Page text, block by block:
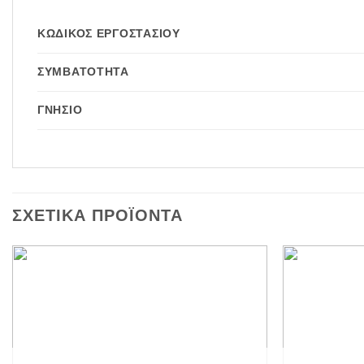
ΚΩΔΙΚΌΣ ΕΡΓΟΣΤΑΣΊΟΥ
ΣΥΜΒΑΤΌΤΗΤΑ
ΓΝΉΣΙΟ
ΣΧΕΤΙΚΆ ΠΡΟΪΌΝΤΑ